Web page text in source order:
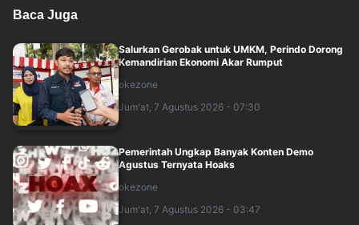
Baca Juga
Salurkan Gerobak untuk UMKM, Perindo Dorong
Kemandirian Ekonomi Akar Rumput
okezone
Jum'at, 7 Agustus 2026 - 07:30
Pemerintah Ungkap Banyak Konten Demo
Agustus Ternyata Hoaks
okezone
Jum'at, 7 Agustus 2026 - 03:47